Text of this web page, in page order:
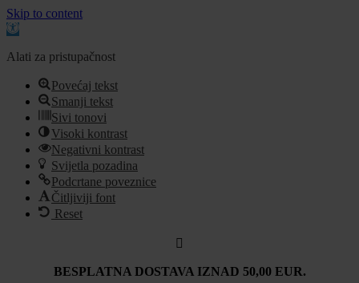
Skip to content
Open
Alati za pristupačnost
Povećaj tekst
Smanji tekst
Sivi tonovi
Visoki kontrast
Negativni kontrast
Svijetla pozadina
Podcrtane poveznice
Čitljiviji font
Reset
BESPLATNA DOSTAVA IZNAD 50,00 EUR.